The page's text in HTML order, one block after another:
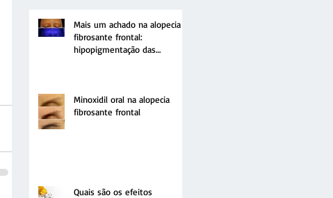
Mais um achado na alopecia
fibrosante frontal:
hipopigmentação das
Minoxidil oral na alopecia
fibrosante frontal
Quais são os efeitos